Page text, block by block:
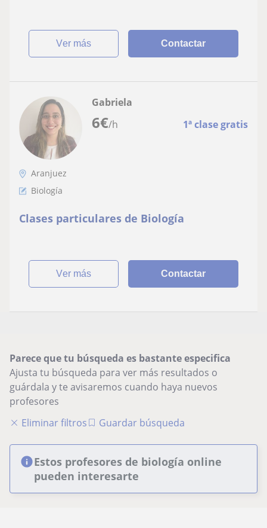
ver más Contactar
6€/h 1ª clase gratis
Gabriela
Aranjuez
Biología
Clases particulares de Biología
ver más Contactar
Parece que tu búsqueda es bastante especifica
Ajusta tu búsqueda para ver más resultados o
guárdala y te avisaremos cuando haya nuevos
profesores
Eliminar filtros
Guardar búsqueda
Estos profesores de biología online
pueden interesarte